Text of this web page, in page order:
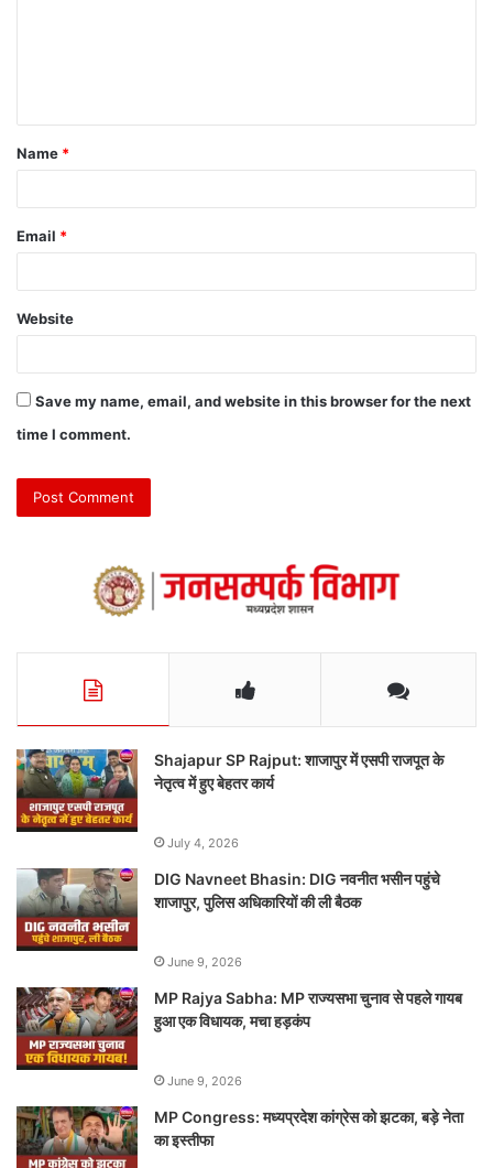
Name *
Email *
Website
Save my name, email, and website in this browser for the next
time I comment.
Shajapur SP Rajput: शाजापुर में एसपी राजपूत के
नेतृत्व में हुए बेहतर कार्य
July 4, 2026
DIG Navneet Bhasin: DIG नवनीत भसीन पहुंचे
शाजापुर, पुलिस अधिकारियों की ली बैठक
June 9, 2026
MP Rajya Sabha: MP राज्यसभा चुनाव से पहले गायब
हुआ एक विधायक, मचा हड़कंप
June 9, 2026
MP Congress: मध्यप्रदेश कांग्रेस को झटका, बड़े नेता
का इस्तीफा